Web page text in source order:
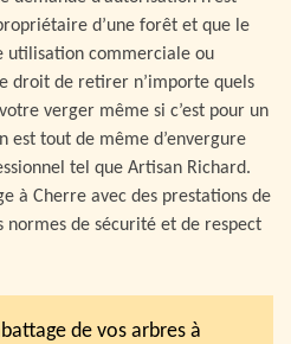
d’une forêt et que le
utilisation commerciale ou
droit de retirer n’importe quels
verger même si c’est pour un
est tout de même d’envergure
tel que Artisan Richard.
à Cherre avec des prestations de
normes de sécurité et de respect
de vos arbres à